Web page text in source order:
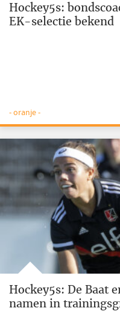
Hockey5s:
EK-selectie bekend
- oranje -
Hockey5s: De Baat
namen in